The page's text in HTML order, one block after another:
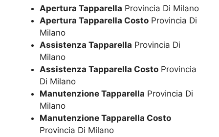
Apertura Tapparella Provincia Di Milano
Apertura Tapparella Costo Provincia Di
Milano
Assistenza Tapparella Provincia Di
Milano
Assistenza Tapparella Costo Provincia
Di Milano
Manutenzione Tapparella Provincia Di
Milano
Manutenzione Tapparella Costo
Provincia Di Milano